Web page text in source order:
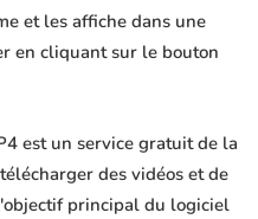
et les affiche dans une
en cliquant sur le bouton
est un service gratuit de la
des vidéos et de
principal du logiciel